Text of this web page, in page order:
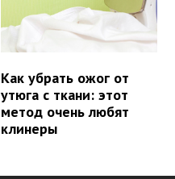
Как убрать ожог от
утюга с ткани: этот
метод очень любят
клинеры